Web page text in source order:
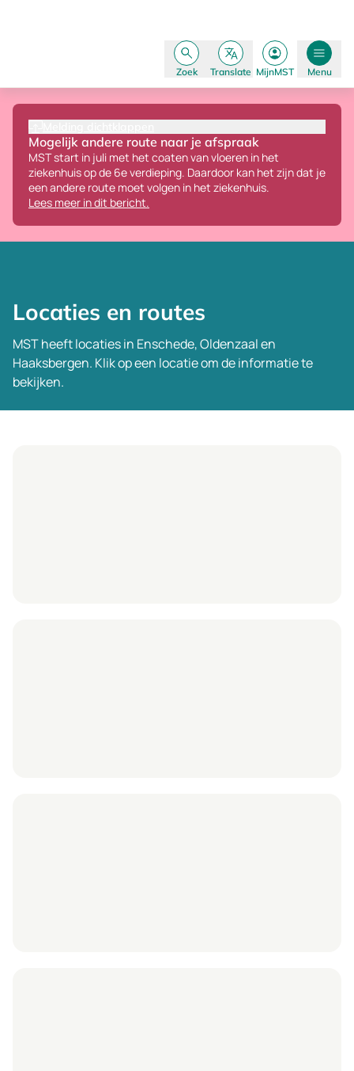
Zoek Translate MijnMST Menu
Mogelijk andere route naar je afspraak
MST start in juli met het coaten van vloeren in het
ziekenhuis op de 6e verdieping. Daardoor kan het zijn dat je
een andere route moet volgen in het ziekenhuis.
Lees meer in dit bericht.
Locaties en routes
MST heeft locaties in Enschede, Oldenzaal en
Haaksbergen. Klik op een locatie om de informatie te
bekijken.